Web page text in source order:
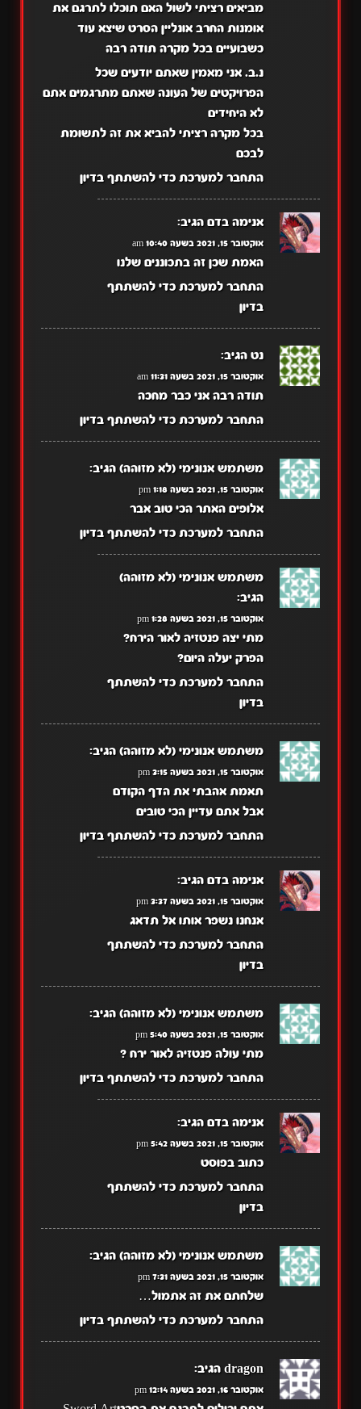
מביאים רציתי לשול האם תוכלו לתרגם את
אומנות החרב אונליין הסרט שיצא עוד
כשבועיים בכל מקרה תודה רבה
נ.ב. אני מאמין שאתם יודעים שכל
הפרויקטים של העונה שאתם מתרגמים אתם
לא היחידים
בכל מקרה רציתי להביא את זה לתשומת
לבכם
התחבר למערכת כדי להשתתף בדיון
אנימה בדם הגיב:
אוקטובר 15, 2021 בשעה 10:40 am
האמת שכן זה בתכוננים שלנו
התחבר למערכת כדי להשתתף
בדיון
נט הגיב:
אוקטובר 15, 2021 בשעה 11:31 am
תודה רבה אני כבר מחכה
התחבר למערכת כדי להשתתף בדיון
משתמש אנונימי (לא מזוהה) הגיב:
אוקטובר 15, 2021 בשעה 1:18 pm
אלופים האתר הכי טוב אבר
התחבר למערכת כדי להשתתף בדיון
משתמש אנונימי (לא מזוהה)
הגיב:
אוקטובר 15, 2021 בשעה 1:28 pm
מתי יצה פנטזיה לאור הירח?
הפרק יעלה היום?
התחבר למערכת כדי להשתתף
בדיון
משתמש אנונימי (לא מזוהה) הגיב:
אוקטובר 15, 2021 בשעה 3:15 pm
תאמת אהבתי את הדף הקודם
אבל אתם עדיין הכי טובים
התחבר למערכת כדי להשתתף בדיון
אנימה בדם הגיב:
אוקטובר 15, 2021 בשעה 3:37 pm
אנחנו נשפר אותו אל תדאג
התחבר למערכת כדי להשתתף
בדיון
משתמש אנונימי (לא מזוהה) הגיב:
אוקטובר 15, 2021 בשעה 5:40 pm
מתי עולה פנטזיה לאור ירח ?
התחבר למערכת כדי להשתתף בדיון
אנימה בדם הגיב:
אוקטובר 15, 2021 בשעה 5:42 pm
כתוב בפוסט
התחבר למערכת כדי להשתתף
בדיון
משתמש אנונימי (לא מזוהה) הגיב:
אוקטובר 15, 2021 בשעה 7:31 pm
שלחתם את זה אתמול…
התחבר למערכת כדי להשתתף בדיון
dragon הגיב:
אוקטובר 16, 2021 בשעה 12:14 pm